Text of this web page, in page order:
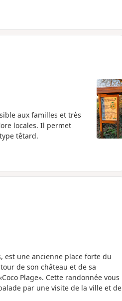
aux familles et très
locales. Il permet
têtard.
est une ancienne place forte du
de son château et de sa
Plage». Cette randonnée vous
par une visite de la ville et de